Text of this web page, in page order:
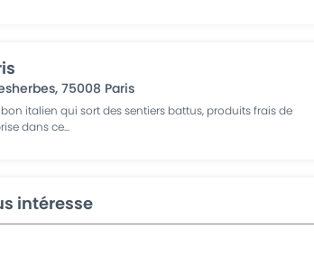
,75008 Paris
italien qui sort des sentiers battus, produits frais de
dans ce...
intéresse